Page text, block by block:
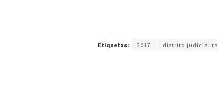
Etiquetas: 2017 distrito judicial